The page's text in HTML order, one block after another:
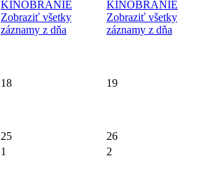
KINOBRANIE
Zobraziť všetky
záznamy z dňa
KINOBRANIE
Zobraziť všetky
záznamy z dňa
18 19
25
26
1 2